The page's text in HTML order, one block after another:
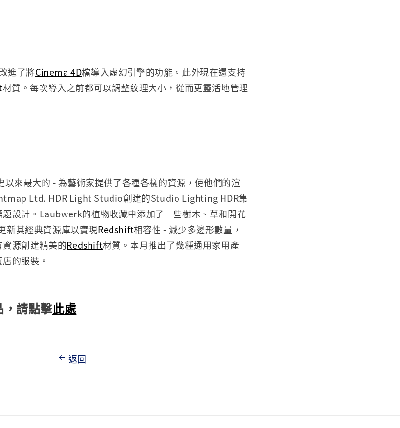
進了將Cinema 4D檔導入虛幻引擎的功能。此外現在還支持
材質。每次導入之前都可以調整紋理大小，從而更靈活地管理
來最大的 - 為藝術家提供了各種各樣的資源，使他們的渲
Ltd. HDR Light Studio創建的Studio Lighting HDR集
設計。Laubwerk的植物收藏中添加了一些樹木、草和開花
新其經典資源庫以實現Redshift相容性 - 減少多邊形數量，
源創建精美的Redshift材質。本月推出了幾種通用家用產
的服裝。
請點擊此處
返回